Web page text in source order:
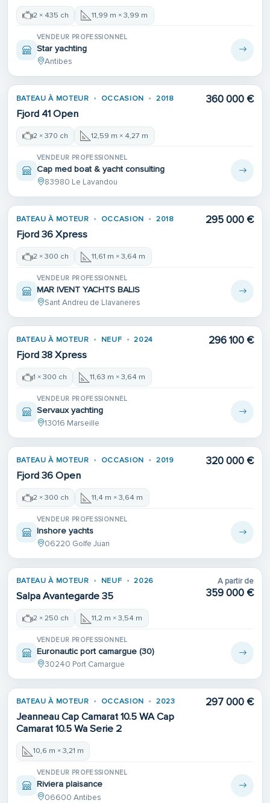
2 × 435 ch 11,99 m × 3,99 m
VENDEUR PROFESSIONNEL
Star yachting
Antibes
BATEAU À MOTEUR OCCASION 2018
Fjord 41 Open
360 000 €
2 × 370 ch 12,59 m × 4,27 m
VENDEUR PROFESSIONNEL
Cap med boat & yacht consulting
83980 Le Lavandou
BATEAU À MOTEUR OCCASION 2018
Fjord 36 Xpress
295 000 €
2 × 300 ch 11,61 m × 3,64 m
VENDEUR PROFESSIONNEL
MAR IVENT YACHTS BALIS
Sant Andreu de Llavaneres
BATEAU À MOTEUR NEUF 2024
Fjord 38 Xpress
296 100 €
1 × 300 ch 11,63 m × 3,64 m
VENDEUR PROFESSIONNEL
Servaux yachting
13016 Marseille
BATEAU À MOTEUR OCCASION 2019
Fjord 36 Open
320 000 €
2 × 300 ch 11,4 m × 3,64 m
VENDEUR PROFESSIONNEL
Inshore yachts
06220 Golfe Juan
BATEAU À MOTEUR NEUF 2026
Salpa Avantegarde 35
A partir de
359 000 €
2 × 250 ch 11,2 m × 3,54 m
VENDEUR PROFESSIONNEL
Euronautic port camargue (30)
30240 Port Camargue
BATEAU À MOTEUR OCCASION 2023
Jeanneau Cap Camarat 10.5 WA Cap
Camarat 10.5 Wa Serie 2
297 000 €
10,6 m × 3,21 m
VENDEUR PROFESSIONNEL
Riviera plaisance
06600 Antibes